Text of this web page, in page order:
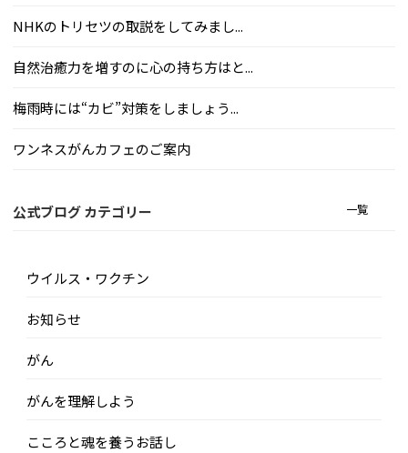
NHKのトリセツの取説をしてみまし...
自然治癒力を増すのに心の持ち方はと...
梅雨時には“カビ”対策をしましょう...
ワンネスがんカフェのご案内
公式ブログ カテゴリー 一覧
ウイルス・ワクチン
お知らせ
がん
がんを理解しよう
こころと魂を養うお話し